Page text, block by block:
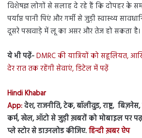
विशेषज्ञ लोगों से सलाह दे रहे हैं कि दोपहर के
पर्याप्त पानी पिएं और गर्मी से जुड़ी स्वास्थ्य
दूसरे पखवाड़े में लू का असर और तेज हो सकता है।
ये भी पढ़ें-DMRC की यात्रियों को सहूलियत,
देर रात तक रहेंगी सेवाएं, डिटेल में पढ़ें
Hindi Khabar
App:देश, राजनीति, टेक, बॉलीवुड, राष्ट्र, बिज़नेस,
कर्म, खेल, ऑटो से जुड़ी ख़बरों को मोबाइल पर
प्ले स्टोर से डाउनलोड कीजिए.हिन्दी ख़बर ऐप